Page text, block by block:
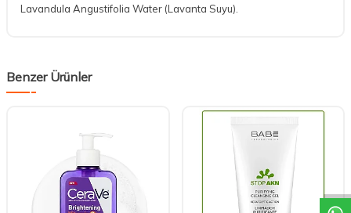
Lavandula Angustifolia Water (Lavanta Suyu).
Benzer Ürünler